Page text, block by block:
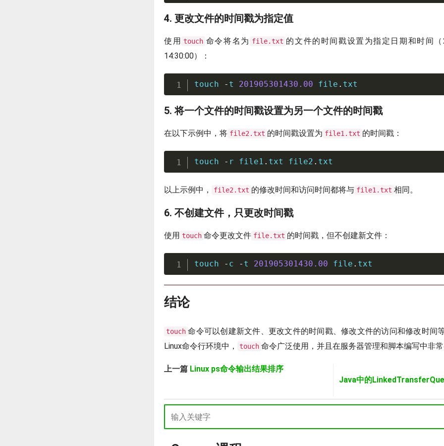
4. 更改文件的时间戳为指定值
使用 touch 命令将名为 file.txt 的文件的时间戳设置为指定日期和时间
14:30:00）：
touch - t 201905301430.00 file . txt
5. 将一个文件的时间戳设置为另一个文件的时间戳
在以下示例中，将 file2.txt 的时间戳设置为 file1.txt 的时间戳：
touch - r file1 . txt file2 . txt
以上示例中， file2.txt 的修改时间和访问时间都将与 file1.txt 相同。
6. 不创建文件，只更改时间戳
使用 touch 命令更改文件 file.txt 的时间戳，但不创建新文件：
touch - c - t 201905301430.00 file . txt
结论
touch 命令可以创建新文件、更改文件的时间戳、修改文件的访问和修改时间
Linux命令行环境中，
touch 命令广泛使用，并且在服务器管理和脚本编写中非
上一篇 Linux ps命令输出结果排序
Java中的